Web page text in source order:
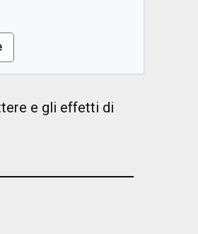
e gli effetti di